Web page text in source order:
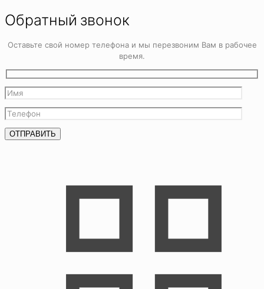
Обратный звонок
Оставьте свой номер телефона и мы перезвоним Вам в рабочее
время.